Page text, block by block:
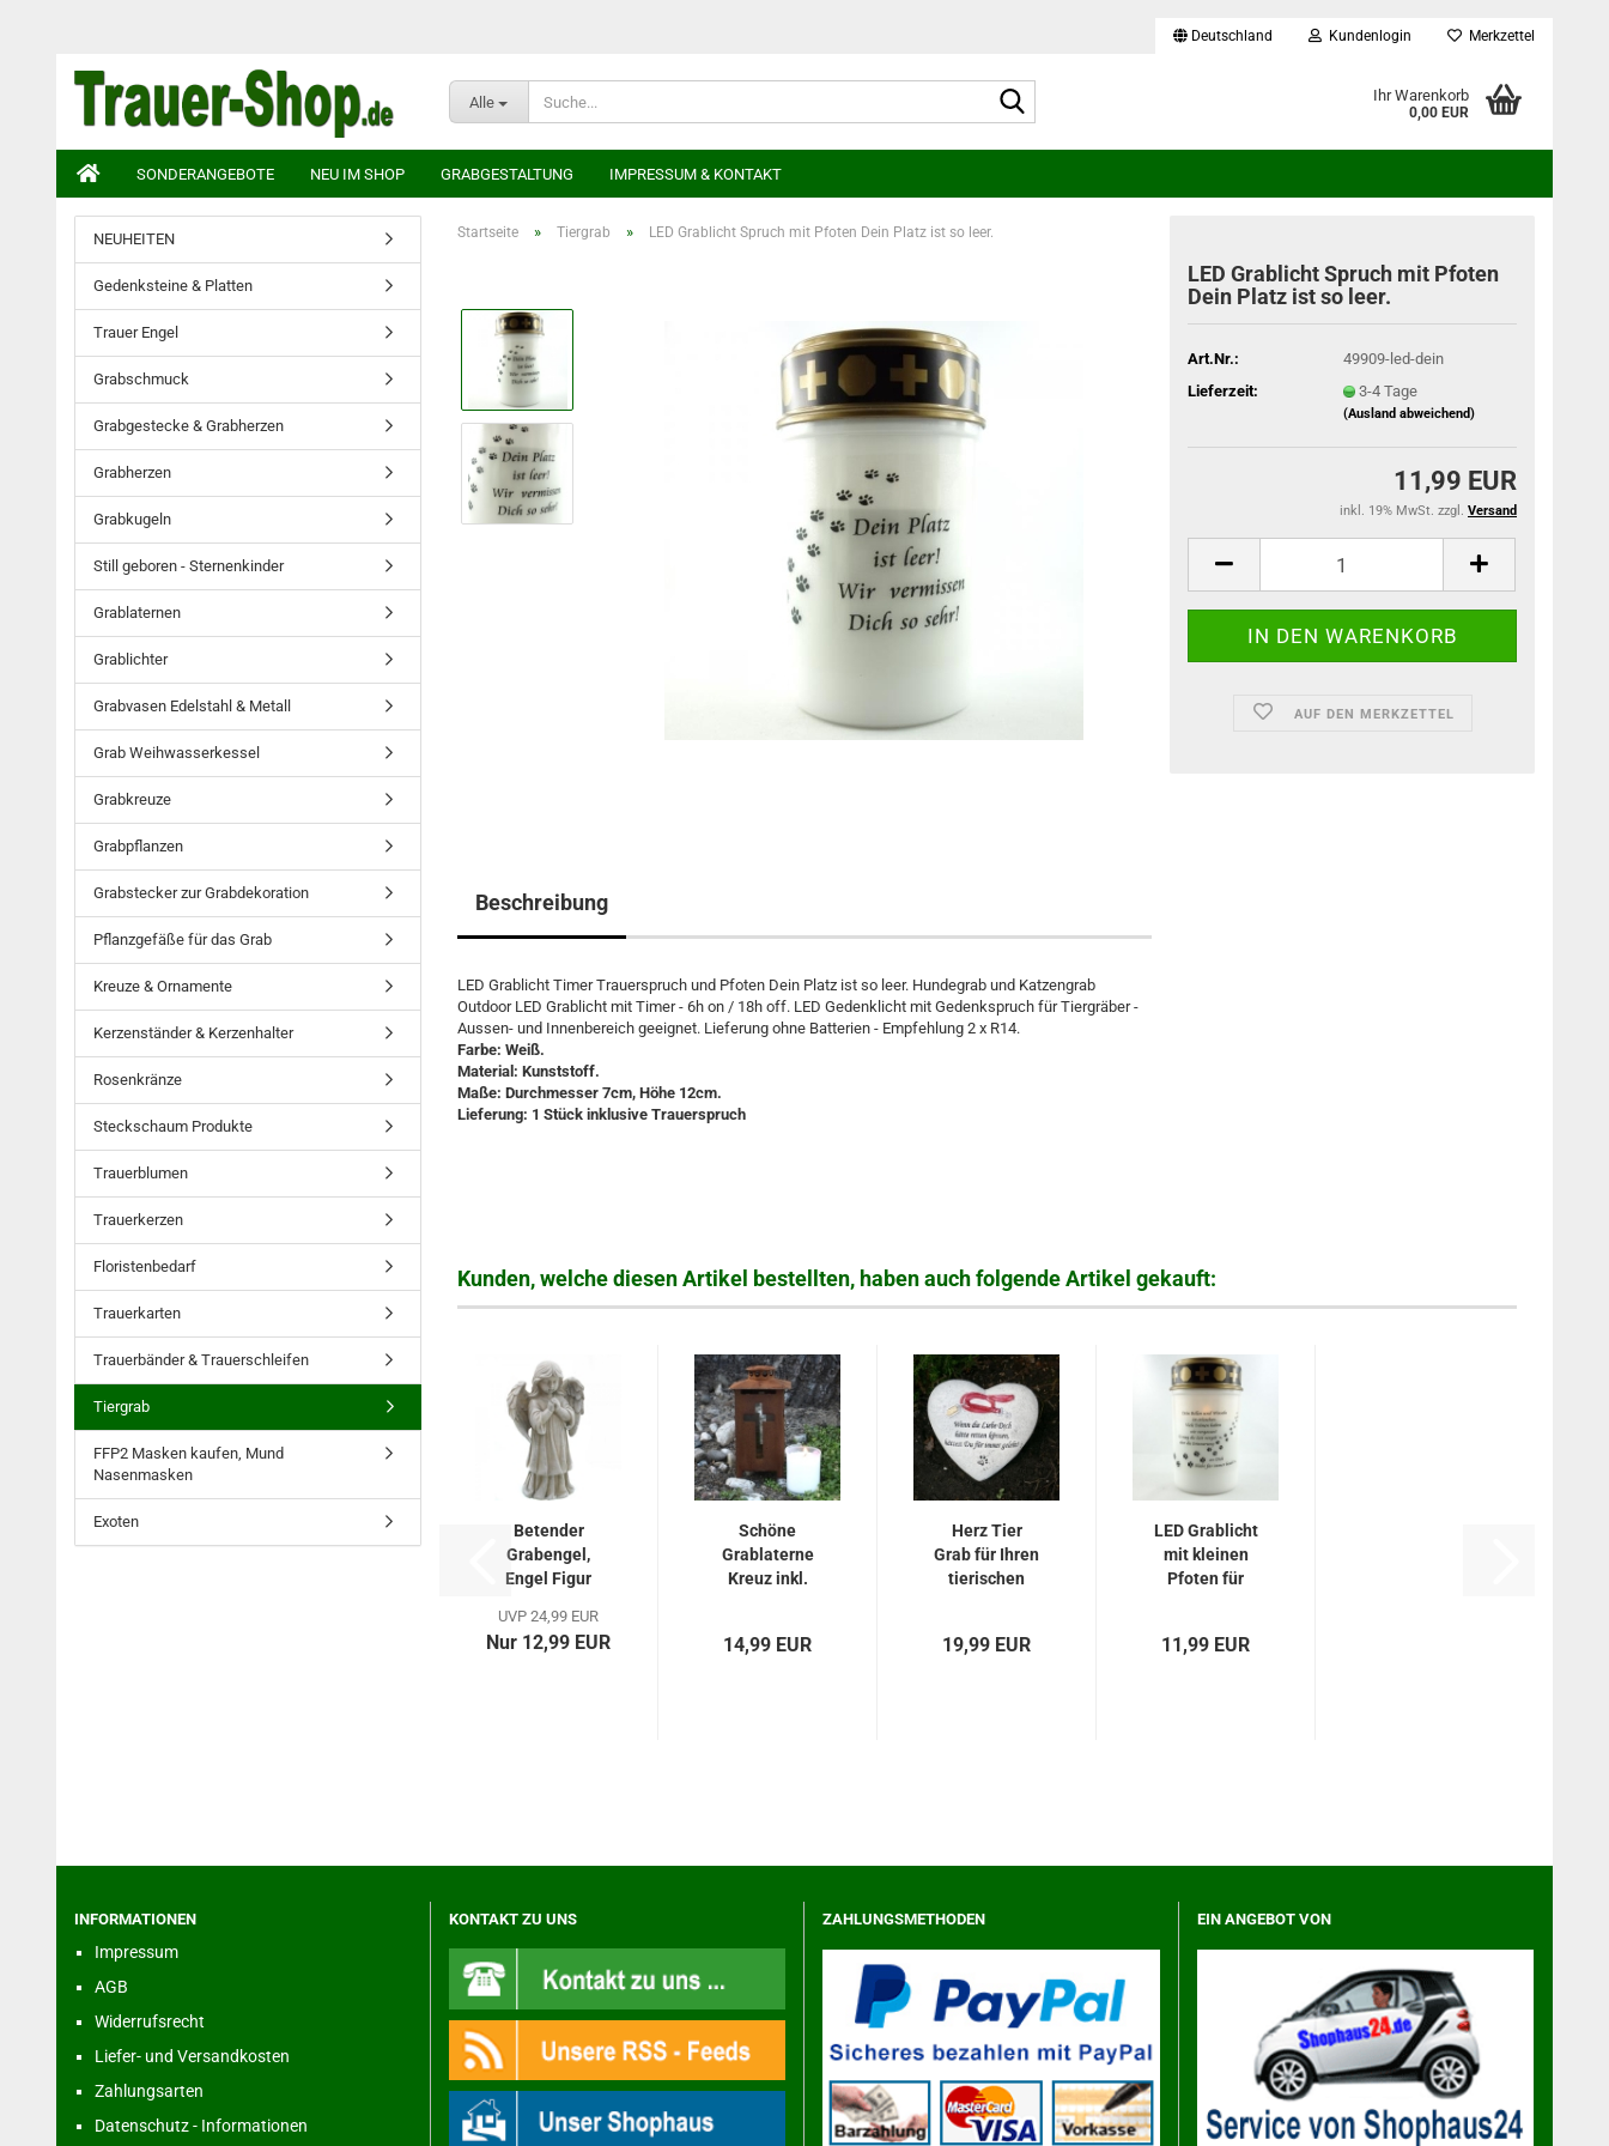
Deutschland Kundenlogin Merkzettel
Alle Ihr Warenkorb
0,00 EUR
SONDERANGEBOTE NEU IM SHOP GRABGESTALTUNG IMPRESSUM & KONTAKT
Startseite » Tiergrab » LED Grablicht Spruch mit Pfoten Dein Platz ist so leer.
LED Grablicht Spruch mit Pfoten
Dein Platz ist so leer.
Art.Nr.:
49909-led-dein
Lieferzeit:
3-4 Tage
(Ausland abweichend)
11,99 EUR
inkl. 19% MwSt. zzgl. Versand
AUF DEN MERKZETTEL
Beschreibung
LED Grablicht Timer Trauerspruch und Pfoten Dein Platz ist so leer. Hundegrab und Katzengrab
Outdoor LED Grablicht mit Timer - 6h on / 18h off. LED Gedenklicht mit Gedenkspruch für Tiergräber -
Aussen- und Innenbereich geeignet. Lieferung ohne Batterien - Empfehlung 2 x R14.
Farbe: Weiß.
Material: Kunststoff.
Maße: Durchmesser 7cm, Höhe 12cm.
Lieferung: 1 Stück inklusive Trauerspruch
Kunden, welche diesen Artikel bestellten, haben auch folgende Artikel gekauft:
Betender
Grabengel,
Engel Figur
24cm...
UVP 24,99 EUR
Nur 12,99 EUR
Schöne
Grablaterne
Kreuz inkl.
14,99 EUR
Herz Tier
Grab für Ihren
tierischen
19,99 EUR
LED Grablicht
mit kleinen
Pfoten für
11,99 EUR
NEUHEITEN
Gedenksteine & Platten
Trauer Engel
Grabschmuck
Grabgestecke & Grabherzen
Grabherzen
Grabkugeln
Still geboren - Sternenkinder
Grablaternen
Grablichter
Grabvasen Edelstahl & Metall
Grab Weihwasserkessel
Grabkreuze
Grabpflanzen
Grabstecker zur Grabdekoration
Pflanzgefäße für das Grab
Kreuze & Ornamente
Kerzenständer & Kerzenhalter
Rosenkränze
Steckschaum Produkte
Trauerblumen
Trauerkerzen
Floristenbedarf
Trauerkarten
Trauerbänder & Trauerschleifen
Tiergrab
FFP2 Masken kaufen, Mund
Nasenmasken
Exoten
INFORMATIONEN
Impressum
AGB
Widerrufsrecht
Liefer- und Versandkosten
Zahlungsarten
Datenschutz - Informationen
KONTAKT ZU UNS ZAHLUNGSMETHODEN EIN ANGEBOT VON